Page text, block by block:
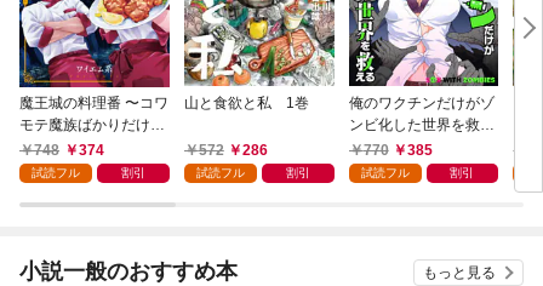
魔王城の料理番 〜コワ
モテ魔族ばかりだけ
ど、ホワイトな職場で
す〜 1巻
748 374
試読フル 割引
山と食欲と私 1巻
572 286
試読フル 割引
俺のワクチンだけがゾ
ンビ化した世界を救え
る 1巻
770 385
試読フル 割引
小説一般のおすすめ本 もっと見る